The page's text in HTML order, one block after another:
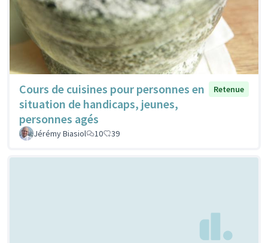
Cours de cuisines pour personnes en
situation de handicaps, jeunes,
personnes agés
Retenue
Jérémy Biasiol 10 39